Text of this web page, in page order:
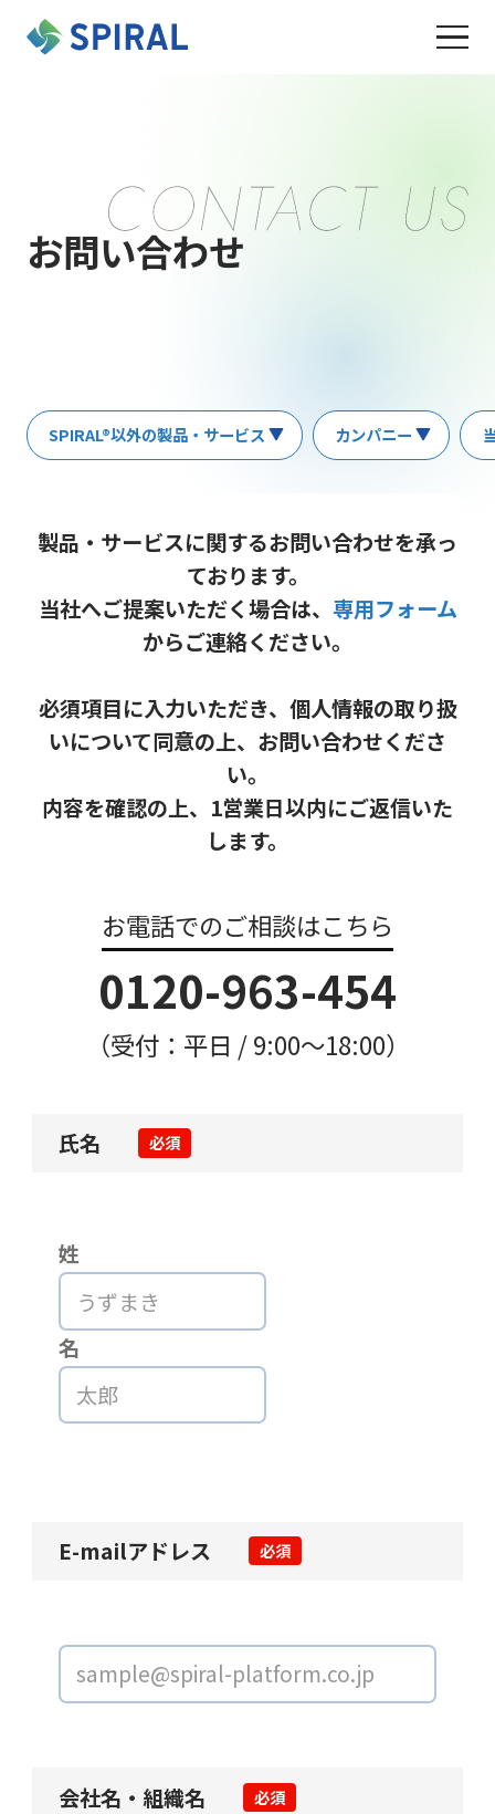
お問い合わせ
SPIRAL®以外の製品・サービス カンパニー
製品・サービスに関するお問い合わせを承っ
ております。
当社へご提案いただく場合は、 専用フォーム
からご連絡ください。
必須項目に入力いただき、個人情報の取り扱
いについて同意の上、お問い合わせくださ
い。
内容を確認の上、1営業日以内にご返信いた
します。
お電話でのご相談はこちら
0120-963-454
（受付：平日 / 9:00〜18:00）
氏名 必須
姓
名
E-mailアドレス 必須
会社名・組織名 必須